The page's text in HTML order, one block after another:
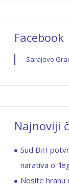
Facebook
Sarajevo
Najnoviji
Sud BiH
narativa o
Nosite hranu